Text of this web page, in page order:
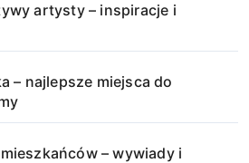
artysty – inspiracje i
– najlepsze miejsca do
– wywiady i